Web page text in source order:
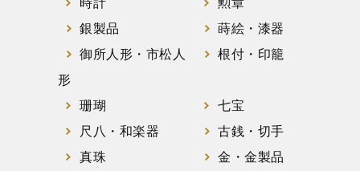
時計
勲章
銀製品
蒔絵・漆器
御所人形・市松人
形
根付・印籠
珊瑚
七宝
尺八・和楽器
古銭・切手
真珠
金・金製品